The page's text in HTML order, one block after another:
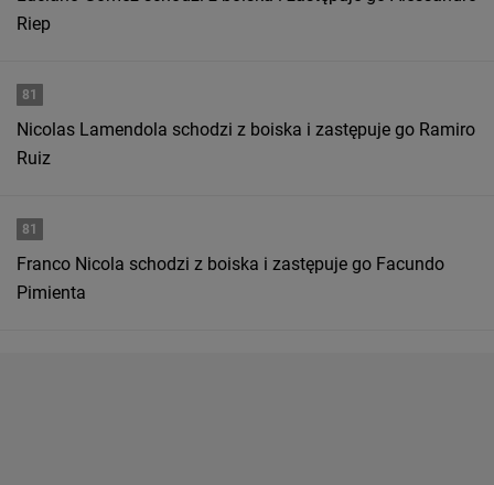
Riep
81
Nicolas Lamendola schodzi z boiska i zastępuje go Ramiro
Ruiz
81
Franco Nicola schodzi z boiska i zastępuje go Facundo
Pimienta